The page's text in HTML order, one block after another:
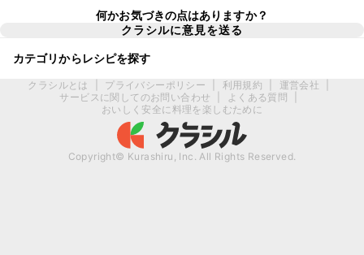
何かお気づきの点はありますか？
クラシルに意見を送る
カテゴリからレシピを探す
クラシルとは プライバシーポリシー 利用規約 運営会社
サービスに関してのお問い合わせ
よくある質問
おいしく安全に料理を楽しむために
Copyright© Kurashiru, Inc. All Rights Reserved.